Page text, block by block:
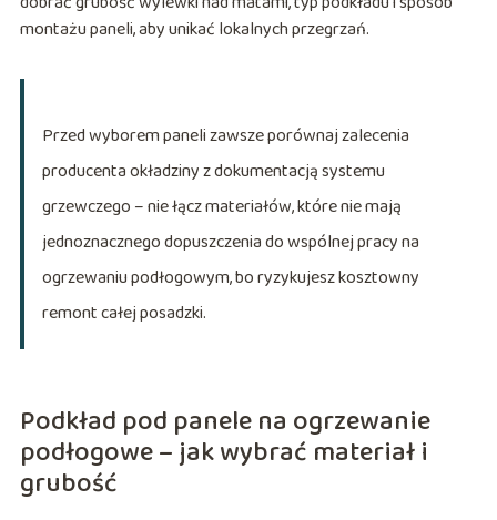
montażu paneli, aby unikać lokalnych przegrzań.
Przed wyborem paneli zawsze porównaj zalecenia
producenta okładziny z dokumentacją systemu
grzewczego – nie łącz materiałów, które nie mają
jednoznacznego dopuszczenia do wspólnej pracy na
ogrzewaniu podłogowym, bo ryzykujesz kosztowny
remont całej posadzki.
Podkład pod panele na ogrzewanie
podłogowe – jak wybrać materiał i
grubość